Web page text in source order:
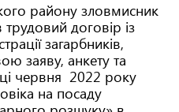
району зловмисник
трудовий договір із
загарбників,
заяву, анкету та
червня 2022 року
на посаду